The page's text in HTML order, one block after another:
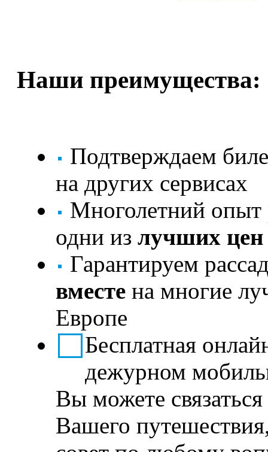
Наши преимущества:
Подтверждаем
на других сервисах
Многолетний опыт
одни из лучших цен
Гарантируем
вместе на многие
Европе
Бесплатная
дежурном
Вы можете
Вашего